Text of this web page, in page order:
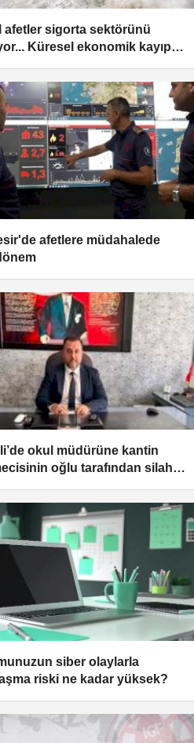
afetler sigorta sektörünü
Küresel ekonomik kayıplar
afetlere müdahalede
okul müdürüne kantin
oğlu tarafından silahlı
siber olaylarla
riski ne kadar yüksek?